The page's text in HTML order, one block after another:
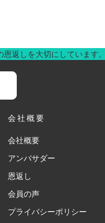
返しを大切にしています
会社概要
会社概要
アンバサダー
恩返し
会員の声
プライバシーポリシー